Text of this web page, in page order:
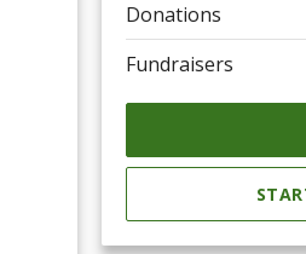
Donations
Fundraisers